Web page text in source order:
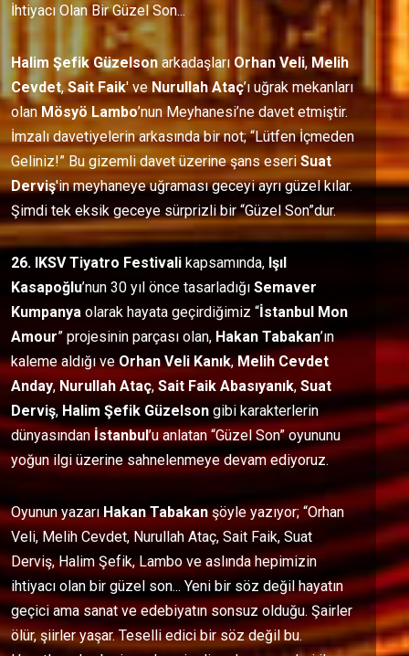
İhtiyacı Olan Bir Güzel Son...
Halim Şefik Güzelson arkadaşları Orhan Veli, Melih
Cevdet, Sait Faik' ve Nurullah Ataç’ı uğrak mekanları
olan Mösyö Lambo’nun Meyhanesi’ne davet etmiştir.
İmzalı davetiyelerin arkasında bir not; “Lütfen İçmeden
Geliniz!” Bu gizemli davet üzerine şans eseri Suat
Derviş'in meyhaneye uğraması geceyi ayrı güzel kılar.
Şimdi tek eksik geceye sürprizli bir “Güzel Son”dur.
26. IKSV Tiyatro Festivali kapsamında, Işıl
Kasapoğlu’nun 30 yıl önce tasarladığı Semaver
Kumpanya olarak hayata geçirdiğimiz “İstanbul Mon
Amour” projesinin parçası olan, Hakan Tabakan’ın
kaleme aldığı veOrhan Veli Kanık,Melih Cevdet
Anday,Nurullah Ataç, Sait Faik Abasıyanık, Suat
Derviş,Halim Şefik Güzelson gibi karakterlerin
dünyasındanİstanbul’u anlatan “Güzel Son” oyununu
yoğun ilgi üzerine sahnelenmeye devam ediyoruz.
Oyunun yazarıHakan Tabakanşöyle yazıyor; “Orhan
Veli, Melih Cevdet, Nurullah Ataç, Sait Faik, Suat
Derviş, Halim Şefik, Lambo ve aslında hepimizin
ihtiyacı olan bir güzel son... Yeni bir söz değil hayatın
geçici ama sanat ve edebiyatın sonsuz olduğu. Şairler
ölür, şiirler yaşar. Teselli edici bir söz değil bu.